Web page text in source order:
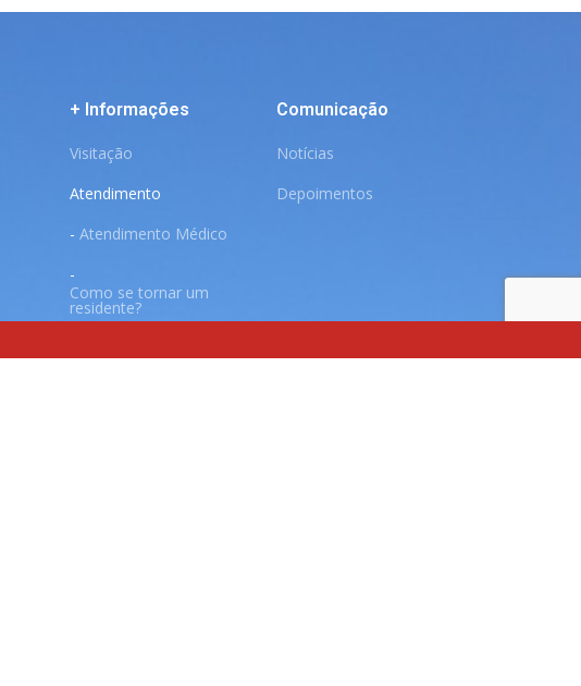
+ Informações
Visitação
Atendimento
- Atendimento Médico
-
Como se tornar um
residente?
Comunicação
Notícias
Depoimentos